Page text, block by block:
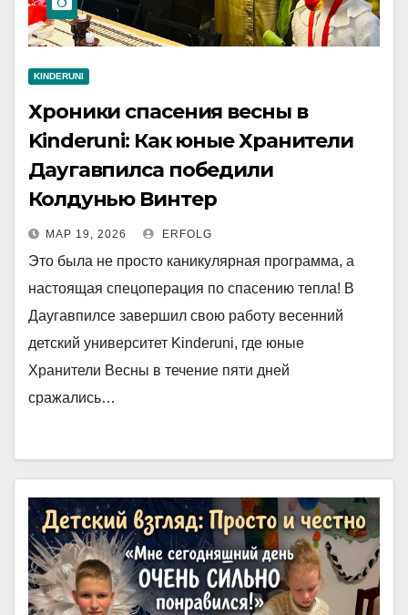
KINDERUNI
Хроники спасения весны в
Kinderuni: Как юные Хранители
Даугавпилса победили
Колдунью Винтер
МАР 19, 2026 ERFOLG
Это была не просто каникулярная программа, а
настоящая спецоперация по спасению тепла! В
Даугавпилсе завершил свою работу весенний
детский университет Kinderuni, где юные
Хранители Весны в течение пяти дней
сражались…